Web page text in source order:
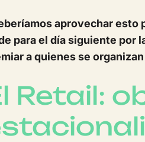
aprovechar esto
para el día siguiente por
a quienes se
Retail: